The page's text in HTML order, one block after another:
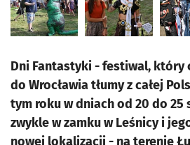
Dni Fantastyki - festiwal, który
do Wrocławia tłumy z całej
tym roku w dniach od 20 do 25
zwykle w zamku w Leśnicy i
nowej lokalizacji - na terenie